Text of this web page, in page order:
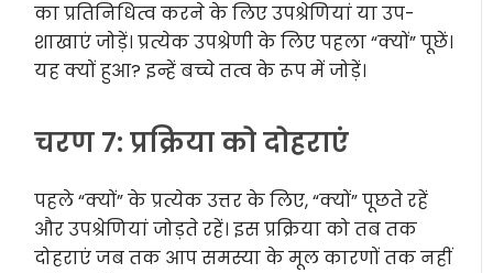
का प्रतिनिधित्व करने के लिए उपश्रेणियां या उप-
शाखाएं जोड़ें। प्रत्येक उपश्रेणी के लिए पहला “क्यों” पूछें।
यह क्यों हुआ? इन्हें बच्चे तत्व के रूप में जोड़ें।
चरण 7: प्रक्रिया को दोहराएं
पहले “क्यों” के प्रत्येक उत्तर के लिए, “क्यों” पूछते रहें
और उपश्रेणियां जोड़ते रहें। इस प्रक्रिया को तब तक
दोहराएं जब तक आप समस्या के मूल कारणों तक नहीं